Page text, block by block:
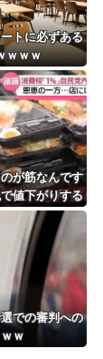
トに必ずある
ｗｗｗ
が筋なんです
値下がりする
値上げして店
ない店も…
での審判への
ｗ